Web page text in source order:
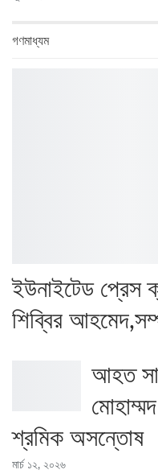
গণমাধ্যম
ইউনাইটেড প্রেস
শিব্বির
আহত
শ্রমিক অসন্তোষ
মার্চ ১২, ২০২৬